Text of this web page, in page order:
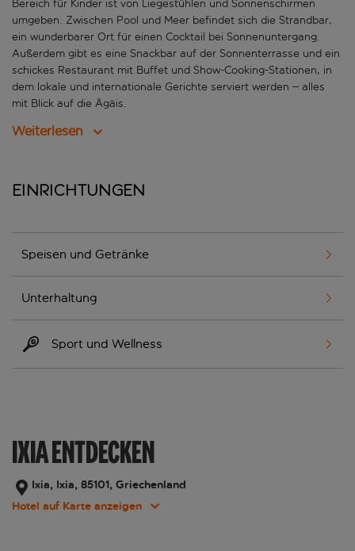
Bereich für Kinder ist von Liegestühlen und Sonnenschirmen
umgeben. Zwischen Pool und Meer befindet sich die Strandbar,
ein wunderbarer Ort für einen Cocktail bei Sonnenuntergang.
Außerdem gibt es eine Snackbar auf der Sonnenterrasse und ein
schickes Restaurant mit Buffet und Show-Cooking-Stationen, in
dem lokale und internationale Gerichte serviert werden – alles
mit Blick auf die Ägäis.
Weiterlesen
Einrichtungen
Speisen und Getränke
Unterhaltung
Sport und Wellness
IXIA ENTDECKEN
Ixia, Ixia, 85101, Griechenland
Hotel auf Karte anzeigen